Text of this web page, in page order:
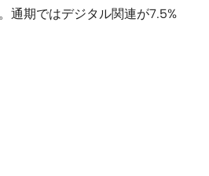
通期ではデジタル関連が7.5%